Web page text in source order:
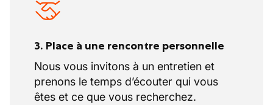
3. Place à une rencontre personnelle
Nous vous invitons à un entretien et
prenons le temps d’écouter qui vous
êtes et ce que vous recherchez.